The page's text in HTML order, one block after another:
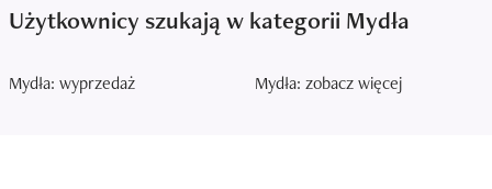
Użytkownicy szukają w kategorii Mydła
Mydła: wyprzedaż Mydła: zobacz więcej